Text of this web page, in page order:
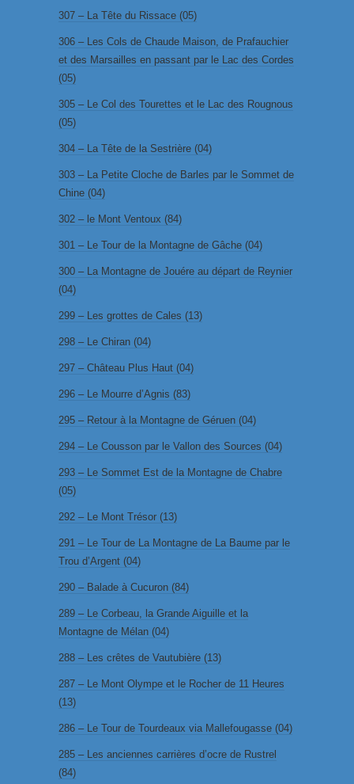
307 – La Tête du Rissace (05)
306 – Les Cols de Chaude Maison, de Prafauchier
et des Marsailles en passant par le Lac des Cordes
(05)
305 – Le Col des Tourettes et le Lac des Rougnous
(05)
304 – La Tête de la Sestrière (04)
303 – La Petite Cloche de Barles par le Sommet de
Chine (04)
302 – le Mont Ventoux (84)
301 – Le Tour de la Montagne de Gâche (04)
300 – La Montagne de Jouére au départ de Reynier
(04)
299 – Les grottes de Cales (13)
298 – Le Chiran (04)
297 – Château Plus Haut (04)
296 – Le Mourre d’Agnis (83)
295 – Retour à la Montagne de Géruen (04)
294 – Le Cousson par le Vallon des Sources (04)
293 – Le Sommet Est de la Montagne de Chabre
(05)
292 – Le Mont Trésor (13)
291 – Le Tour de La Montagne de La Baume par le
Trou d’Argent (04)
290 – Balade à Cucuron (84)
289 – Le Corbeau, la Grande Aiguille et la
Montagne de Mélan (04)
288 – Les crêtes de Vautubière (13)
287 – Le Mont Olympe et le Rocher de 11 Heures
(13)
286 – Le Tour de Tourdeaux via Mallefougasse (04)
285 – Les anciennes carrières d’ocre de Rustrel
(84)